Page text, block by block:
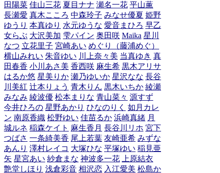
田陽菜 佳山三花 夏目ナナ 瀬名一花 平山薫
長瀬愛 真木こころ 中森玲子 みなせ優夏 姫野
ゆうり 本真ゆり 水元ゆうな 愛音まひろ 早乙
女らぶ 大沢美加 雫パイン 奥田咲 Maika 星川
なつ 立花里子 宮崎あい めぐり（藤浦めぐ）
横山みれい 朱音ゆい 川上奈々美 当真ゆき 真
田春香 小川あさ美 香西咲 麻生希 黒木アリサ
はるか悠 星美りか 瀬乃ゆいか 星沢なな 長谷
川美紅 辻本りょう 青木りん 黒木いちか 綾瀬
みなみ 綾波優 松本まりな 青山菜々 源すず
今井ひろの 星野あかり ひなのりく 如月カレ
ン 南原香織 松野ゆい 佳苗るか 浜崎真緒 月
城ルネ 稲森ケイト 麻生香月 長谷川リホ 宮下
つばさ 一条綺美香 尾上若葉 友崎亜希 みずな
あんり 澤村レイコ 大塚ひな 平塚ゆい 稲見亜
矢 星宮あい 紗倉まな 神波多一花
上原結衣
艶堂しほり 浅倉彩音 相沢恋 入江愛美 松島か